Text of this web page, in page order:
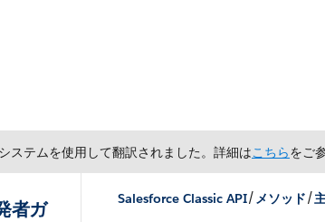
ステムを使用して翻訳されました。詳細はこちらをご
者ガ
Salesforce Classic API/ メソッド/